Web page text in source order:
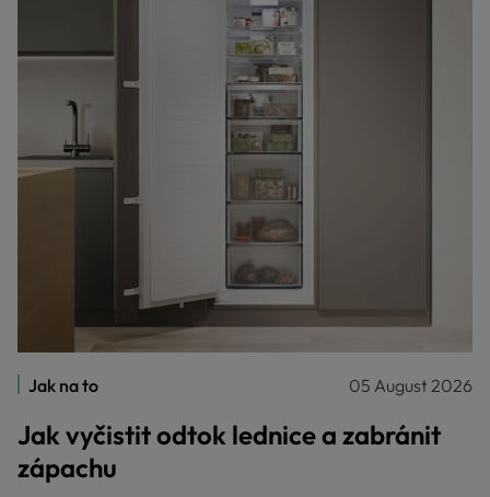
Jak na to 05 August 2026
Jak vyčistit odtok lednice a zabránit
zápachu